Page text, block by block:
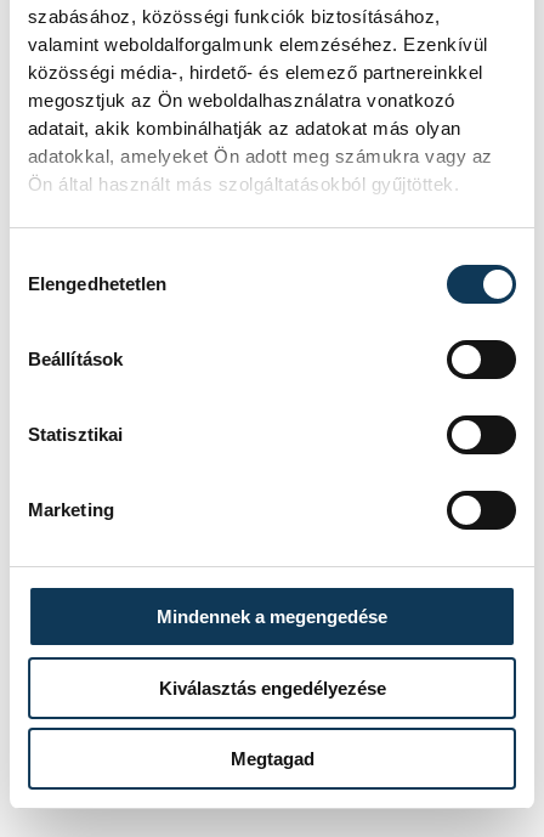
szabásához, közösségi funkciók biztosításához,
valamint weboldalforgalmunk elemzéséhez. Ezenkívül
közösségi média-, hirdető- és elemező partnereinkkel
megosztjuk az Ön weboldalhasználatra vonatkozó
adatait, akik kombinálhatják az adatokat más olyan
adatokkal, amelyeket Ön adott meg számukra vagy az
Ön által használt más szolgáltatásokból gyűjtöttek.
Elengedhetetlen
Beállítások
Statisztikai
Marketing
Mindennek a megengedése
Kiválasztás engedélyezése
Megtagad